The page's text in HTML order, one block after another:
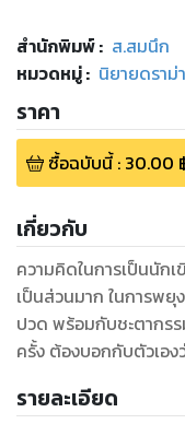
สำนักพิมพ์: ส.สมนึก
หมวดหมู่: นิยายดราม่
ราคา
ซื้อฉบับนี้: 30.00
เกี่ยวกับ
ความคิดในการเป็นนัก
เป็นส่วนมาก ในการพยุ
ปวด พร้อมกับชะตากรร
ครั้ง ต้องบอกกับตัวเอง
รายละเอียด